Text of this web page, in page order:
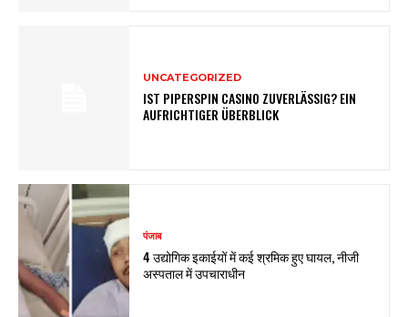
UNCATEGORIZED
IST PIPERSPIN CASINO ZUVERLÄSSIG? EIN
AUFRICHTIGER ÜBERBLICK
पंजाब
4 उद्योगिक इकाईयों में कई श्रमिक हुए घायल, नीजी
अस्पताल में उपचाराधीन